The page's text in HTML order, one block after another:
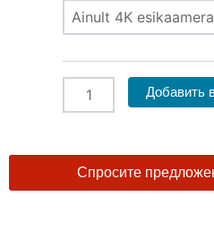
THINKWARE
UHD
Видеорегистратор
Добавить
Спросите